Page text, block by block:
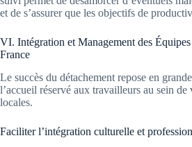
et de s’assurer que les objectifs de
VI. Intégration et Management des
France
Le succès du détachement repose en
l’accueil réservé aux travailleurs au sein de
locales.
Faciliter l’intégration culturelle et